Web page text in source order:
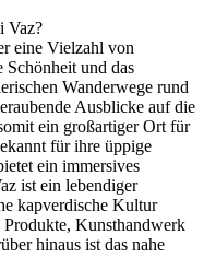
Vaz?
eine Vielzahl von
Schönheit und das
Wanderwege rund
Ausblicke auf die
ein großartiger Ort für
für ihre üppige
ein immersives
ist ein lebendiger
kapverdische Kultur
Produkte, Kunsthandwerk
hinaus ist das nahe